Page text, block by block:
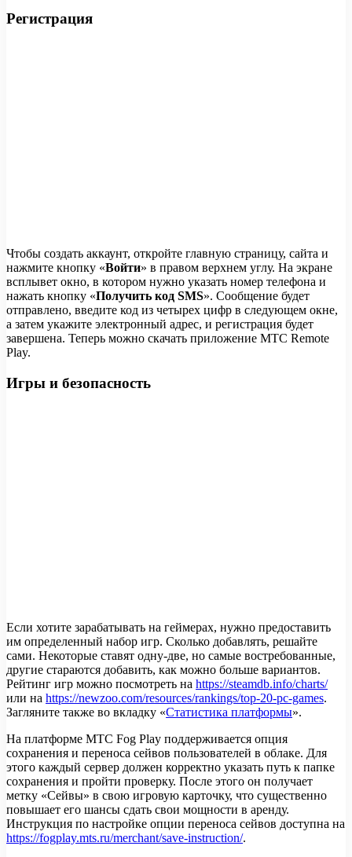
Регистрация
Чтобы создать аккаунт, откройте главную страницу, сайта и
нажмите кнопку «Войти» в правом верхнем углу. На экране
всплывет окно, в котором нужно указать номер телефона и
нажать кнопку «Получить код SMS». Сообщение будет
отправлено, введите код из четырех цифр в следующем окне,
а затем укажите электронный адрес, и регистрация будет
завершена. Теперь можно скачать приложение МТС Remote
Play.
Игры и безопасность
Если хотите зарабатывать на геймерах, нужно предоставить
им определенный набор игр. Сколько добавлять, решайте
сами. Некоторые ставят одну-две, но самые востребованные,
другие стараются добавить, как можно больше вариантов.
Рейтинг игр можно посмотреть на https://steamdb.info/charts/
или на https://newzoo.com/resources/rankings/top-20-pc-games.
Загляните также во вкладку «Статистика платформы».
На платформе МТС Fog Play поддерживается опция
сохранения и переноса сейвов пользователей в облаке. Для
этого каждый сервер должен корректно указать путь к папке
сохранения и пройти проверку. После этого он получает
метку «Сейвы» в свою игровую карточку, что существенно
повышает его шансы сдать свои мощности в аренду.
Инструкция по настройке опции переноса сейвов доступна на
https://fogplay.mts.ru/merchant/save-instruction/.